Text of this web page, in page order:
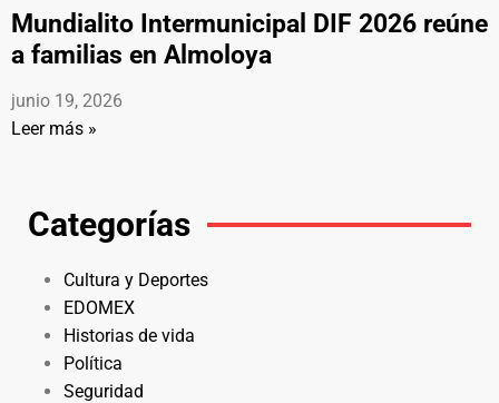
Mundialito Intermunicipal DIF 2026 reúne
a familias en Almoloya
junio 19, 2026
Leer más »
Categorías
Cultura y Deportes
EDOMEX
Historias de vida
Política
Seguridad